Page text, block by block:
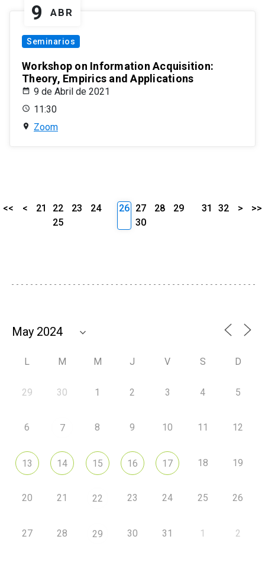
9 ABR
Seminarios
Workshop on Information Acquisition:
Theory, Empirics and Applications
9 de Abril de 2021
11:30
Zoom
<< < 21 22 23
24
25
26 27 28
29
30
31 32 > >>
L M M J V S D
29 30 1 2 3 4 5
6 7 8 9 10 11 12
13 14 15 16 17 18 19
20 21 22 23 24 25 26
27 28 29 30 31 1 2